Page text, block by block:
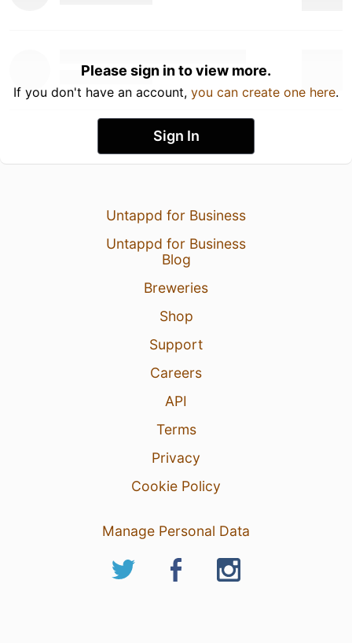
Please sign in to view more.
If you don't have an account, you can create one here.
Sign In
Untappd for Business
Untappd for Business
Blog
Breweries
Shop
Support
Careers
API
Terms
Privacy
Cookie Policy
Manage Personal Data